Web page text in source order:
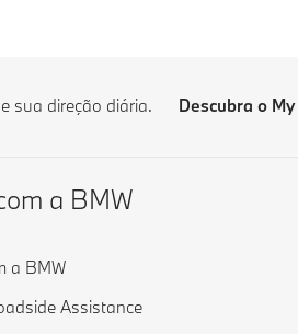
sua direção diária. Descubra o
a BMW
a BMW
Assistance